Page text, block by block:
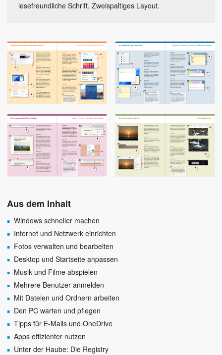
lesefreundliche Schrift. Zweispaltiges Layout.
Aus dem Inhalt
Windows schneller machen
Internet und Netzwerk einrichten
Fotos verwalten und bearbeiten
Desktop und Startseite anpassen
Musik und Filme abspielen
Mehrere Benutzer anmelden
Mit Dateien und Ordnern arbeiten
Den PC warten und pflegen
Tipps für E-Mails und OneDrive
Apps effizienter nutzen
Unter der Haube: Die Registry